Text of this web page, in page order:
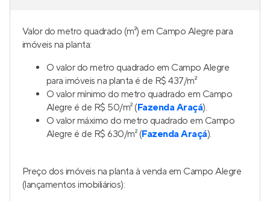
Valor do metro quadrado (m²) em Campo Alegre para
imóveis na planta:
O valor do metro quadrado em Campo Alegre
para imóveis na planta é de R$ 437/m²
O valor mínimo do metro quadrado em Campo
Alegre é de R$ 50/m² (Fazenda Araçá).
O valor máximo do metro quadrado em Campo
Alegre é de R$ 630/m² (Fazenda Araçá).
Preço dos imóveis na planta à venda em Campo Alegre
(lançamentos imobiliários):